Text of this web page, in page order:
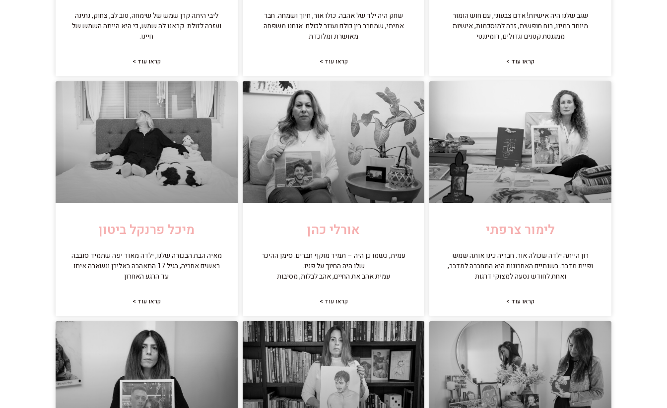
שגב שלנו היה אישיות! אדם צבעוני, עם חוש הומור
מיוחד במינו, רוח חופשית, זרה למוסכמות, אישיות
ממגנטת קטנים וגדולים, דומיננטי
קראו עוד >
שחק היה ילד של אהבה. כולו אור, חיוך ושמחה. חבר
אמיתי, שמחבר בין כולם ועוזר לכולם. אנחנו משפחה
מאושרת ומלוכדת
קראו עוד >
ליבי היתה קרן שמש של שימחה, טוב לב, צחוק, נתינה
ועזרה לזולת. קראנו לה שמש, כי היא הייתה השמש של
חיינו.
קראו עוד >
לימור צרפתי
רון הייתה ילדה שכולה אור. חבריה כינו אותה שמש
ופיית מדבר. בשנתיים האחרונות היא התחברה למדבר,
ואחת לחודש נסעה למצוקי דרגות
קראו עוד >
אורלי כהן
עמית, כשמו כן היה – תמיד מוקף חברים. סימן ההיכר
שלו היה החיוך על פניו.
עמית אהב את החיים, אהב לבלות, מסיבות
קראו עוד >
מיכל פרנקל ביטון
מאיה הבת הבכורה שלנו, ילדה מאוד יפה שתמיד סובבה
ראשים אחריה, בגיל 17 התאהבה באלירן ונשארה איתו
עד הרגע האחרון
קראו עוד >